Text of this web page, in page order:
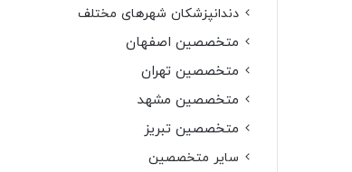
دندانپزشکان شهرهای مختلف
متخصصین اصفهان
متخصصین تهران
متخصصین مشهد
متخصصین تبریز
سایر متخصصین